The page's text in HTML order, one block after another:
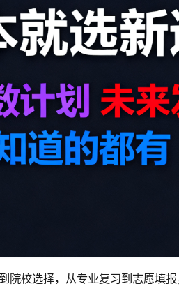
院校选择，从专业复习到志愿填